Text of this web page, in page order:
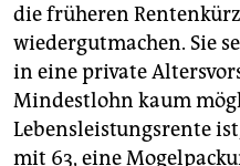
die früheren
wiedergutmachen. Sie
in eine private
Mindestlohn kaum
Lebensleistungsrente
mit 63, eine